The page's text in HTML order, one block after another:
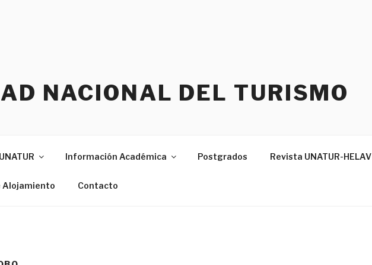
NACIONAL DEL TURISMO
Información Académica Postgrados Revista UNATUR-HELAV
Alojamiento Contacto